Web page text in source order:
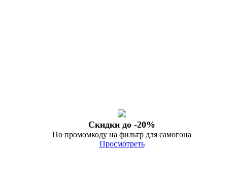
Скидки до -20%
По промомкоду на фильтр для самогона
Просмотреть